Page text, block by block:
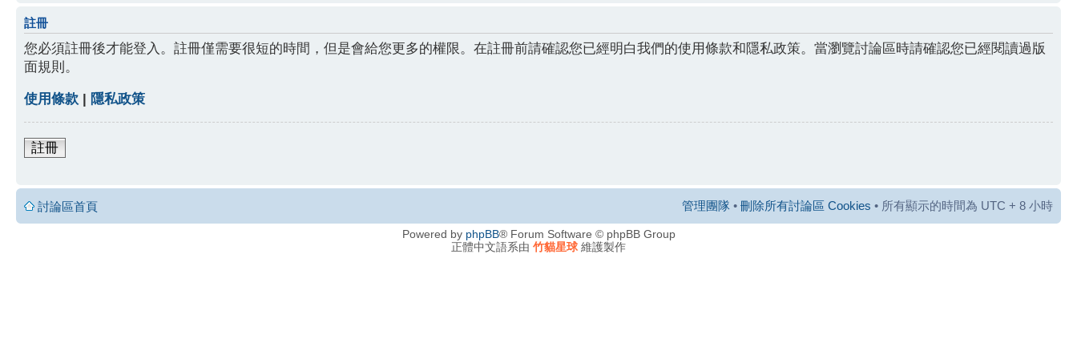
註冊
您必須註冊後才能登入。註冊僅需要很短的時間，但是會給您更多的權限。在註冊前請確認您已經明白我們的使用條款和隱私政策。當瀏覽討論區時請確認您已經閱讀過版
面規則。
使用條款 | 隱私政策
註冊
討論區首頁 管理團隊 • 刪除所有討論區 Cookies • 所有顯示的時間為 UTC + 8 小時
Powered by phpBB® Forum Software © phpBB Group
正體中文語系由 竹貓星球 維護製作